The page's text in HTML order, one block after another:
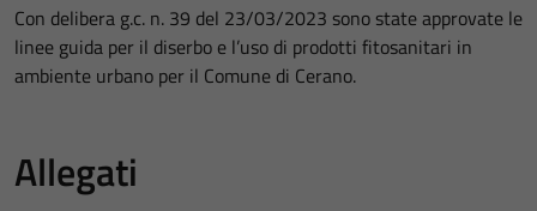
Con delibera g.c. n. 39 del 23/03/2023 sono state approvate le
linee guida per il diserbo e l’uso di prodotti fitosanitari in
ambiente urbano per il Comune di Cerano.
Allegati